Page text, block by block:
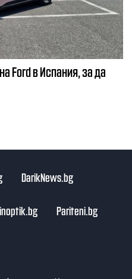
Ford в Испания, за да
DarikNews.bg
Pariteni.bg